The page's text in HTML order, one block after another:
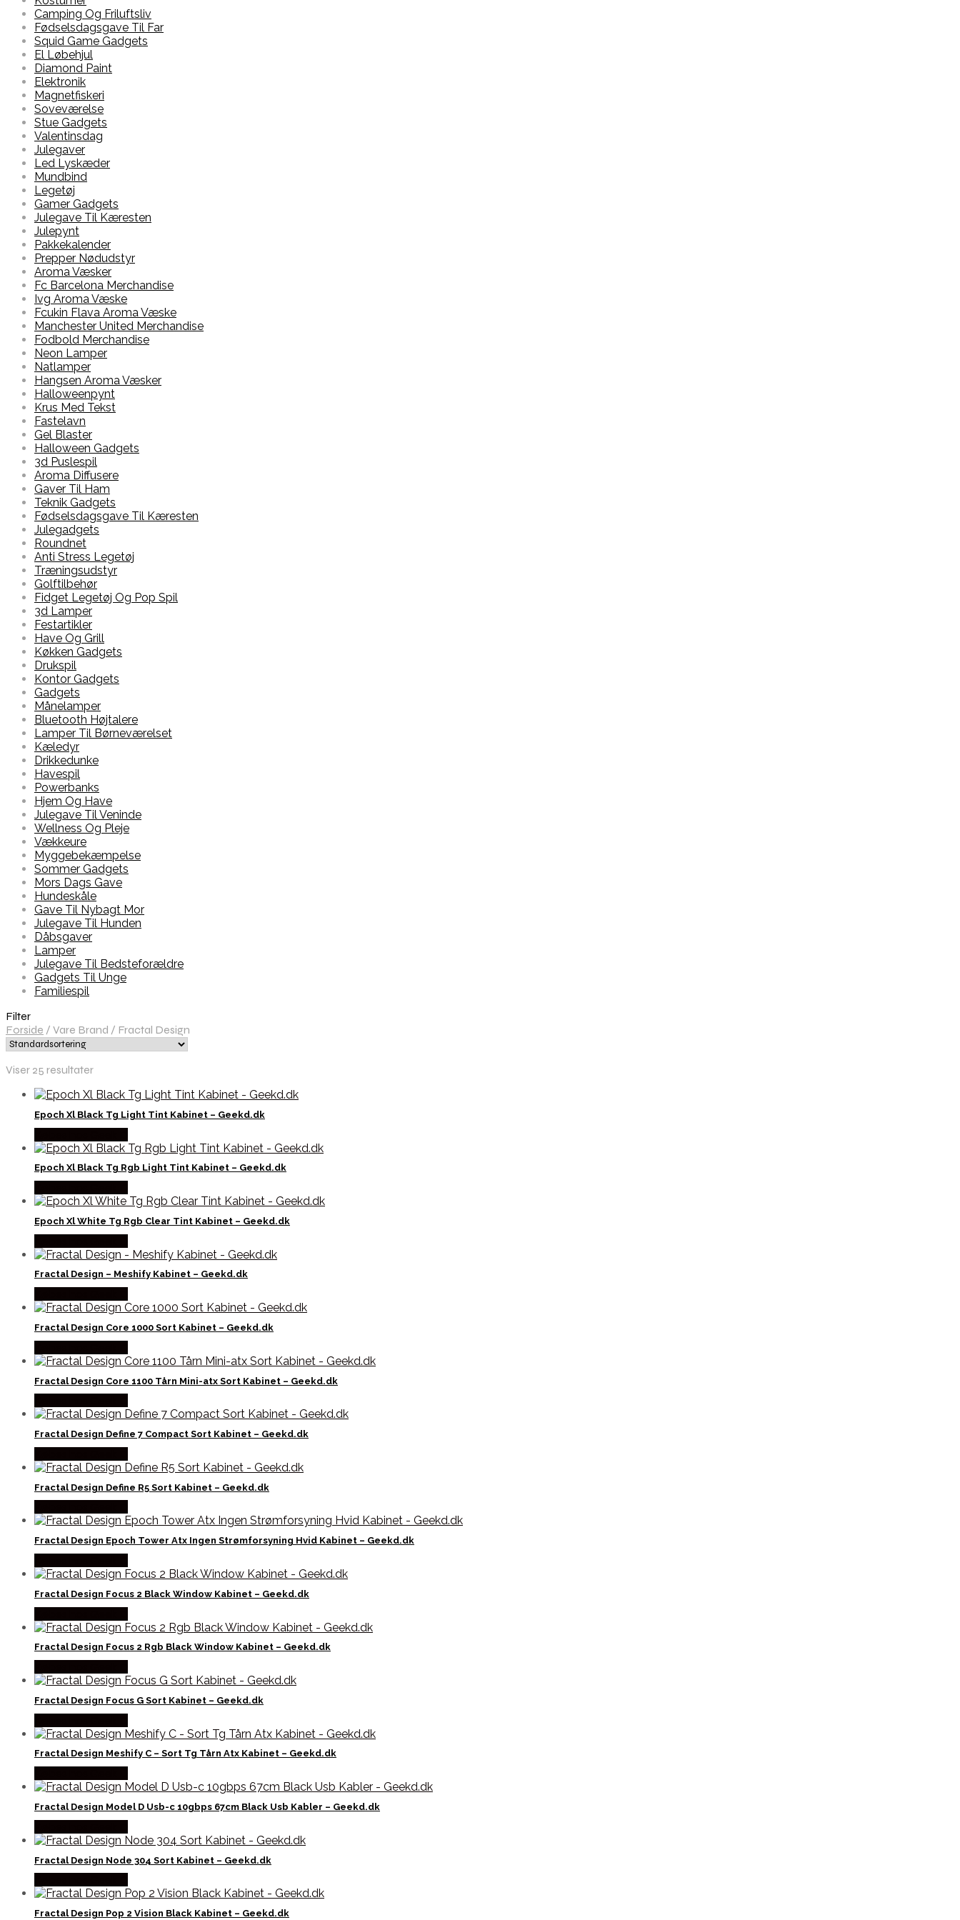
Camping Og Friluftsliv
Fødselsdagsgave Til Far
Squid Game Gadgets
El Løbehjul
Diamond Paint
Elektronik
Magnetfiskeri
Soveværelse
Stue Gadgets
Valentinsdag
Julegaver
Led Lyskæder
Mundbind
Legetøj
Gamer Gadgets
Julegave Til Kæresten
Julepynt
Pakkekalender
Prepper Nødudstyr
Aroma Væsker
Fc Barcelona Merchandise
Ivg Aroma Væske
Fcukin Flava Aroma Væske
Manchester United Merchandise
Fodbold Merchandise
Neon Lamper
Natlamper
Hangsen Aroma Væsker
Halloweenpynt
Krus Med Tekst
Fastelavn
Gel Blaster
Halloween Gadgets
3d Puslespil
Aroma Diffusere
Gaver Til Ham
Teknik Gadgets
Fødselsdagsgave Til Kæresten
Julegadgets
Roundnet
Anti Stress Legetøj
Træningsudstyr
Golftilbehør
Fidget Legetøj Og Pop Spil
3d Lamper
Festartikler
Have Og Grill
Køkken Gadgets
Drukspil
Kontor Gadgets
Gadgets
Månelamper
Bluetooth Højtalere
Lamper Til Børneværelset
Kæledyr
Drikkedunke
Havespil
Powerbanks
Hjem Og Have
Julegave Til Veninde
Wellness Og Pleje
Vækkeure
Myggebekæmpelse
Sommer Gadgets
Mors Dags Gave
Hundeskåle
Gave Til Nybagt Mor
Julegave Til Hunden
Dåbsgaver
Lamper
Julegave Til Bedsteforældre
Gadgets Til Unge
Familiespil
Filter
Forside / Vare Brand / Fractal Design
Viser 25 resultater
Epoch Xl Black Tg Light Tint Kabinet – Geekd.dk
Epoch Xl Black Tg Rgb Light Tint Kabinet – Geekd.dk
Epoch Xl White Tg Rgb Clear Tint Kabinet – Geekd.dk
Fractal Design – Meshify Kabinet – Geekd.dk
Fractal Design Core 1000 Sort Kabinet – Geekd.dk
Fractal Design Core 1100 Tårn Mini-atx Sort Kabinet – Geekd.dk
Fractal Design Define 7 Compact Sort Kabinet – Geekd.dk
Fractal Design Define R5 Sort Kabinet – Geekd.dk
Fractal Design Epoch Tower Atx Ingen Strømforsyning Hvid Kabinet – Geekd.dk
Fractal Design Focus 2 Black Window Kabinet – Geekd.dk
Fractal Design Focus 2 Rgb Black Window Kabinet – Geekd.dk
Fractal Design Focus G Sort Kabinet – Geekd.dk
Fractal Design Meshify C – Sort Tg Tårn Atx Kabinet – Geekd.dk
Fractal Design Model D Usb-c 10gbps 67cm Black Usb Kabler – Geekd.dk
Fractal Design Node 304 Sort Kabinet – Geekd.dk
Fractal Design Pop 2 Vision Black Kabinet – Geekd.dk